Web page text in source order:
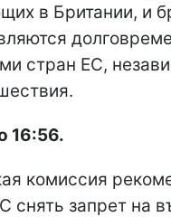
в Британии, и
стран ЕС,
16:56.
комиссия
снять запрет на